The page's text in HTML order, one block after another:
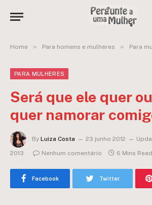
Home » Para homens e mulheres » Para
PARA MULHERES
Será que ele quer
quer namorar
By Luiza Costa 23 junho 2012
2013
Nenhum comentário 6 Mins Read
Facebook Twitter